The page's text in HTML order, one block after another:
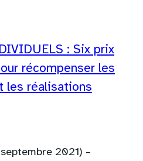
: Six prix
récompenser les
les réalisations
septembre 2021) –